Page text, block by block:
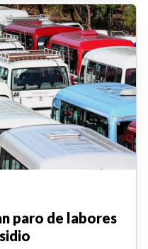
paro de labores